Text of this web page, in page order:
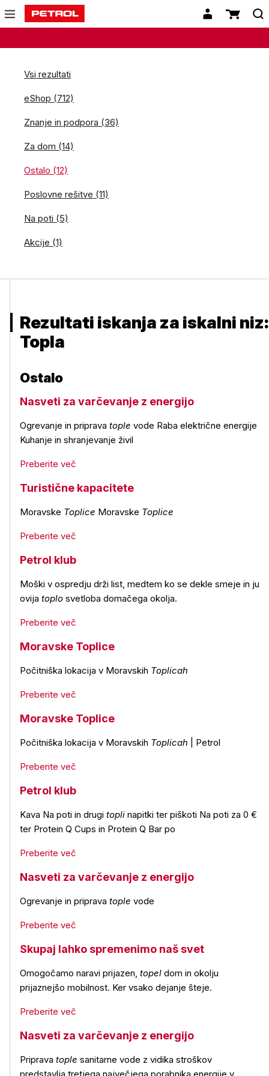
Vsi rezultati
eShop (712)
Znanje in podpora (36)
Za dom (14)
Ostalo (12)
Poslovne rešitve (11)
Na poti (5)
Akcije (1)
Rezultati iskanja za iskalni niz:
Topla
Ostalo
Nasveti za varčevanje z energijo
Ogrevanje in priprava tople vode Raba električne energije
Kuhanje in shranjevanje živil
Preberite več
Turistične kapacitete
Moravske Toplice Moravske Toplice
Preberite več
Petrol klub
Moški v ospredju drži list, medtem ko se dekle smeje in ju
ovija toplo svetloba domačega okolja.
Preberite več
Moravske Toplice
Počitniška lokacija v Moravskih Toplicah
Preberite več
Moravske Toplice
Počitniška lokacija v Moravskih Toplicah | Petrol
Preberite več
Petrol klub
Kava Na poti in drugi topli napitki ter piškoti Na poti za 0 €
ter Protein Q Cups in Protein Q Bar po
Preberite več
Nasveti za varčevanje z energijo
Ogrevanje in priprava tople vode
Preberite več
Skupaj lahko spremenimo naš svet
Omogočamo naravi prijazen, topel dom in okolju
prijaznejšo mobilnost. Ker vsako dejanje šteje.
Preberite več
Nasveti za varčevanje z energijo
Priprava tople sanitarne vode z vidika stroškov